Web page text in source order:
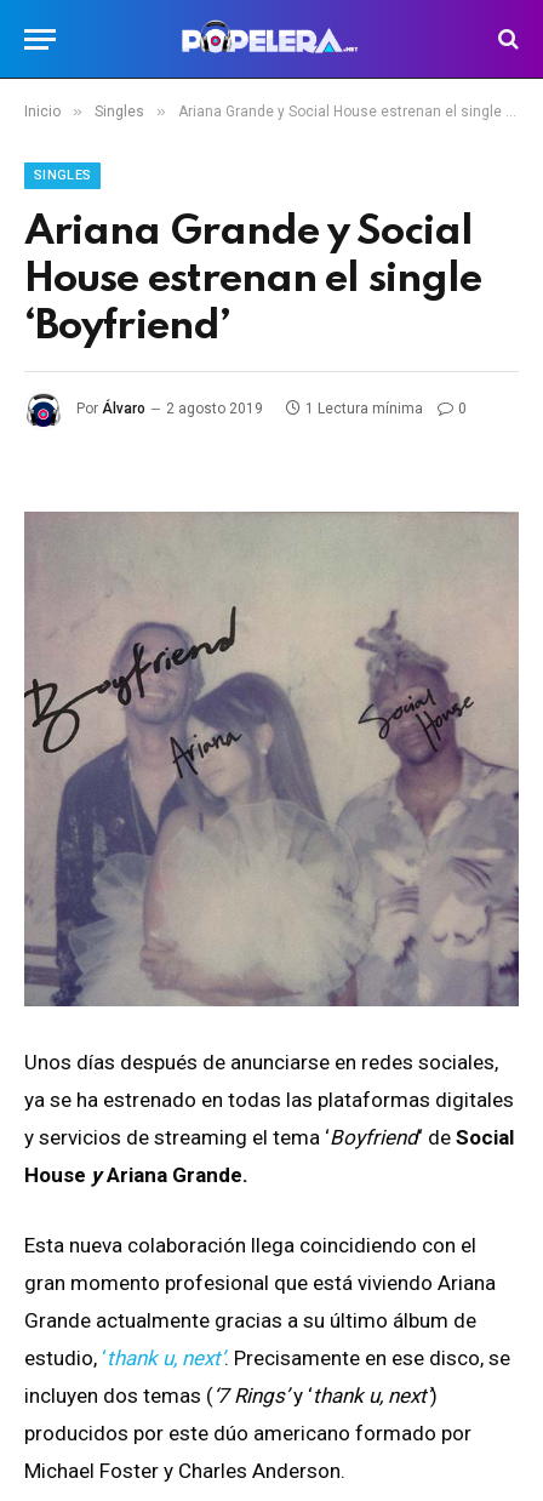
Inicio » Singles » Ariana Grande y Social House estrenan el single ‘Boyfriend’
SINGLES
Ariana Grande y Social
House estrenan el single
‘Boyfriend’
Por Álvaro 2 agosto 2019 1 Lectura mínima 0
Unos días después de anunciarse en redes sociales,
ya se ha estrenado en todas las plataformas digitales
y servicios de streaming el tema ‘Boyfriend‘ de Social
House y Ariana Grande.
Esta nueva colaboración llega coincidiendo con el
gran momento profesional que está viviendo Ariana
Grande actualmente gracias a su último álbum de
estudio, ‘thank u, next’. Precisamente en ese disco, se
incluyen dos temas (‘7 Rings’y ‘thank u, next’)
producidos por este dúo americano formado por
Michael Foster y Charles Anderson.